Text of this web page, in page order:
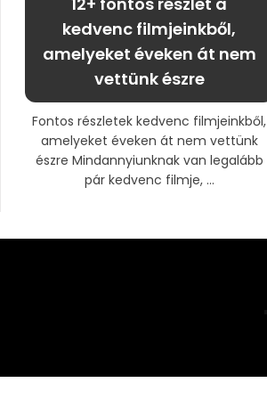
kedvenc filmjeinkből,
amelyeket éveken át nem
vettünk észre
Fontos részletek kedvenc filmjeinkből,
amelyeket éveken át nem vettünk
észre Mindannyiunknak van legalább
pár kedvenc filmje, ...